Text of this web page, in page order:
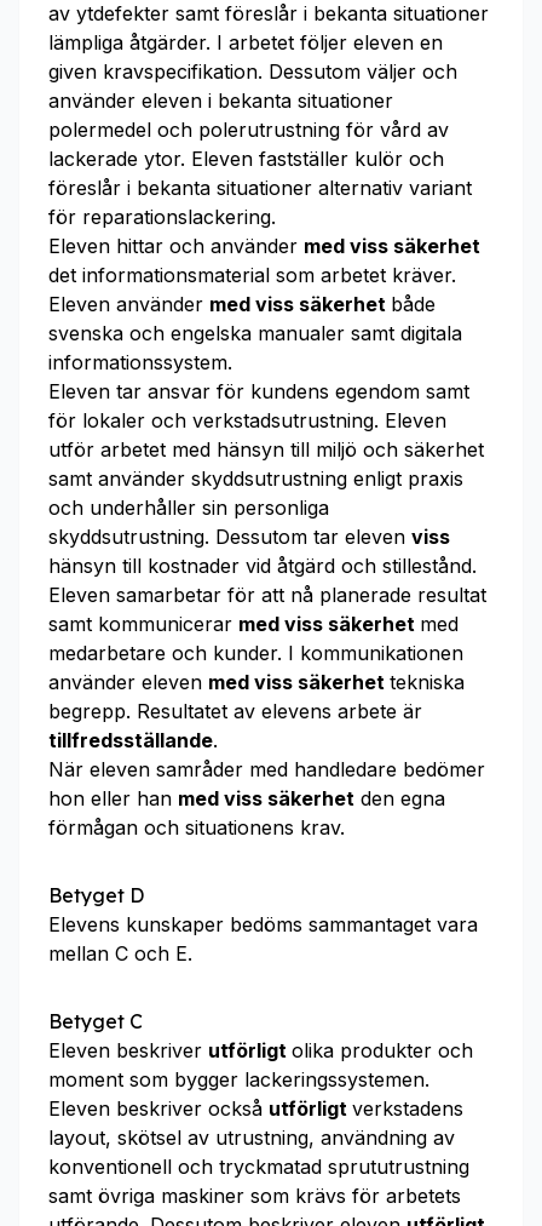
av ytdefekter samt föreslår i bekanta situationer
lämpliga åtgärder. I arbetet följer eleven en
given kravspecifikation. Dessutom väljer och
använder eleven i bekanta situationer
polermedel och polerutrustning för vård av
lackerade ytor. Eleven fastställer kulör och
föreslår i bekanta situationer alternativ variant
för reparationslackering.
Eleven hittar och använder med viss säkerhet
det informationsmaterial som arbetet kräver.
Eleven använder med viss säkerhet både
svenska och engelska manualer samt digitala
informationssystem.
Eleven tar ansvar för kundens egendom samt
för lokaler och verkstadsutrustning. Eleven
utför arbetet med hänsyn till miljö och säkerhet
samt använder skyddsutrustning enligt praxis
och underhåller sin personliga
skyddsutrustning. Dessutom tar eleven viss
hänsyn till kostnader vid åtgärd och stillestånd.
Eleven samarbetar för att nå planerade resultat
samt kommunicerar med viss säkerhet med
medarbetare och kunder. I kommunikationen
använder eleven med viss säkerhet tekniska
begrepp. Resultatet av elevens arbete är
tillfredsställande.
När eleven samråder med handledare bedömer
hon eller han med viss säkerhet den egna
förmågan och situationens krav.
Betyget D
Elevens kunskaper bedöms sammantaget vara
mellan C och E.
Betyget C
Eleven beskriver utförligt olika produkter och
moment som bygger lackeringssystemen.
Eleven beskriver också utförligt verkstadens
layout, skötsel av utrustning, användning av
konventionell och tryckmatad sprututrustning
samt övriga maskiner som krävs för arbetets